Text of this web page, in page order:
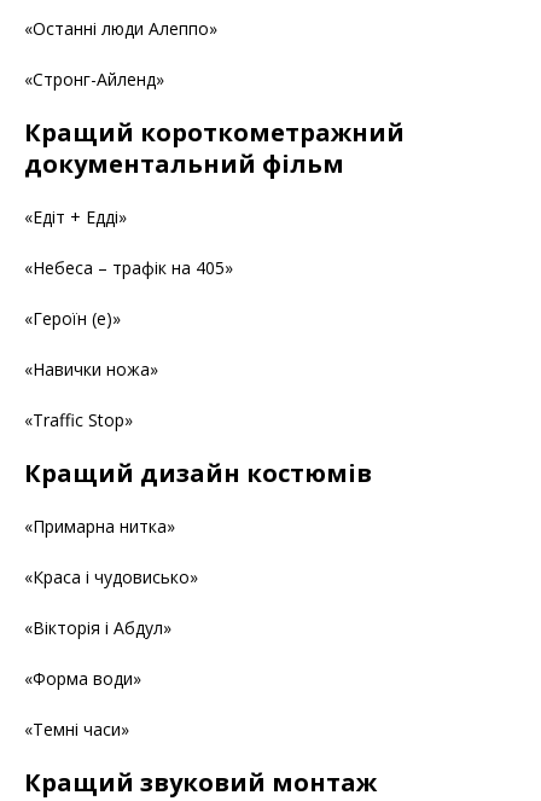
«Останні люди Алеппо»
«Стронг-Айленд»
Кращий короткометражний
документальний фільм
«Едіт + Едді»
«Небеса – трафік на 405»
«Героїн (е)»
«Навички ножа»
«Traffic Stop»
Кращий дизайн костюмів
«Примарна нитка»
«Краса і чудовисько»
«Вікторія і Абдул»
«Форма води»
«Темні часи»
Кращий звуковий монтаж